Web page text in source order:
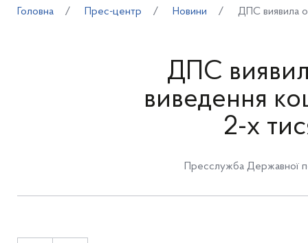
Головна Прес-центр Новини ДПС виявила
ДПС
виведення
2-х
Пресслужба Державної